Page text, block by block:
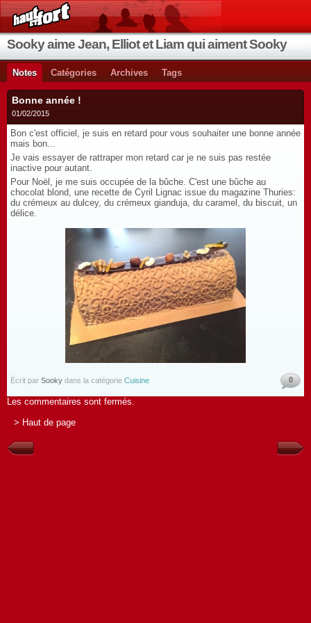
Notes Catégories Archives Tags
Bonne année !
01/02/2015
Bon c'est officiel, je suis en retard pour vous souhaiter une bonne année
mais bon...
Je vais essayer de rattraper mon retard car je ne suis pas restée
inactive pour autant.
Pour Noël, je me suis occupée de la bûche. C'est une bûche au
chocolat blond, une recette de Cyril Lignac issue du magazine Thuries:
du crémeux au dulcey, du crémeux gianduja, du caramel, du biscuit, un
délice.
Écrit par Sooky dans la catégorie Cuisine 0
Les commentaires sont fermés.
> Haut de page